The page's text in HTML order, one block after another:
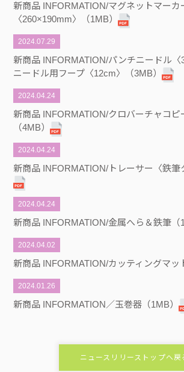
新商品 INFORMATION/マグネットマーカ
〈260×190mm〉（1MB）
2024.07.29
新商品 INFORMATION/パンチニードル
ニードル用フープ〈12cm〉（3MB）
2024.04.24
新商品 INFORMATION/クロバーチャコピ
（4MB）
2024.04.24
新商品 INFORMATION/トレーサー〈鉄筆
2024.04.24
新商品 INFORMATION/金属へら＆鉄筆（
2024.04.02
新商品 INFORMATION/カッティングマッ
2024.01.26
新商品 INFORMATION／玉巻器（1MB）
ニュースリリーストップへ戻